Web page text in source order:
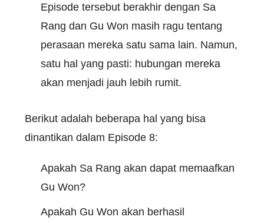
Episode tersebut berakhir dengan Sa
Rang dan Gu Won masih ragu tentang
perasaan mereka satu sama lain. Namun,
satu hal yang pasti: hubungan mereka
akan menjadi jauh lebih rumit.
Berikut adalah beberapa hal yang bisa
dinantikan dalam Episode 8:
Apakah Sa Rang akan dapat memaafkan
Gu Won?
Apakah Gu Won akan berhasil